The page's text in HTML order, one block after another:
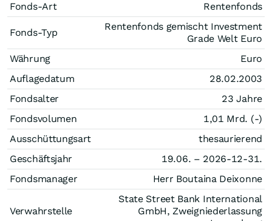
Fonds-Art Rentenfonds
Fonds-Typ
Rentenfonds gemischt Investment
Grade Welt Euro
Währung
Euro
Auflagedatum
28.02.2003
Fondsalter
23 Jahre
Fondsvolumen
1,01 Mrd. (-)
Ausschüttungsart
thesaurierend
Geschäftsjahr
19.06. – 2026-12-31.
Fondsmanager
Herr Boutaina Deixonne
Verwahrstelle
State Street Bank International
GmbH, Zweigniederlassung